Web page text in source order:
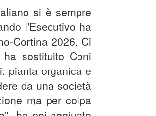
si è sempre
l'Esecutivo ha
Cortina 2026. Ci
sostituito Coni
pianta organica e
da una società
ma per colpa